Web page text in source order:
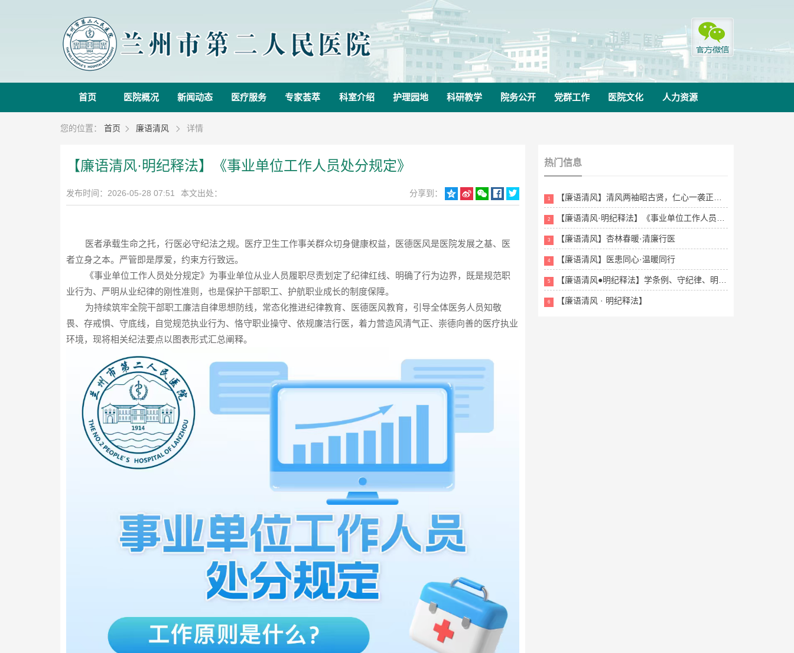
首页 医院概况 新闻动态 医疗服务 专家荟萃 科室介绍 护理园地 科研教学 院务公开 党群工作 医院文化 人力资源
您的位置： 首页  廉语清风  详情
【廉语清风·明纪释法】《事业单位工作人员处分规定》
发布时间：2026-05-28 07:51 本文出处： 分享到：     
医者承载生命之托，行医必守纪法之规。医疗卫生工作事关群众切身健康权益，医德医风是医院发展之基、医
者立身之本。严管即是厚爱，约束方行致远。
《事业单位工作人员处分规定》为事业单位从业人员履职尽责划定了纪律红线、明确了行为边界，既是规范职
业行为、严明从业纪律的刚性准则，也是保护干部职工、护航职业成长的制度保障。
为持续筑牢全院干部职工廉洁自律思想防线，常态化推进纪律教育、医德医风教育，引导全体医务人员知敬
畏、存戒惧、守底线，自觉规范执业行为、恪守职业操守、依规廉洁行医，着力营造风清气正、崇德向善的医疗执业
环境，现将相关纪法要点以图表形式汇总阐释。
热门信息
1 【廉语清风】清风两袖昭古贤，仁心一袭正医风
2 【廉语清风·明纪释法】《事业单位工作人员处分规定》
3 【廉语清风】杏林春暖·清廉行医
4 【廉语清风】医患同心·温暖同行
5 【廉语清风●明纪释法】学条例、守纪律、明底线——《中国共产党纪律处...
6 【廉语清风 · 明纪释法】